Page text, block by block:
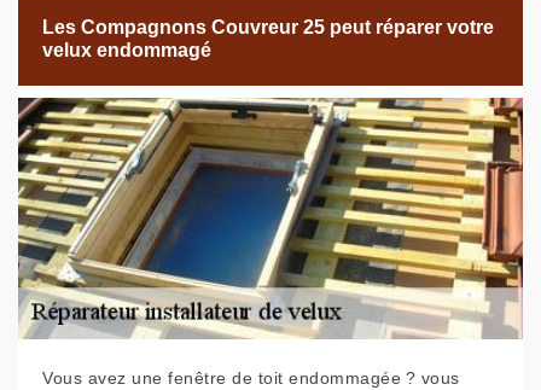
Les Compagnons Couvreur 25 peut réparer votre
velux endommagé
Vous avez une fenêtre de toit endommagée ? vous